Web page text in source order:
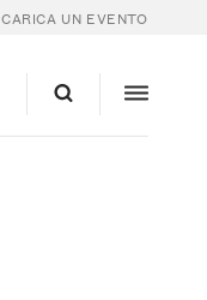
CARICA UN EVENTO